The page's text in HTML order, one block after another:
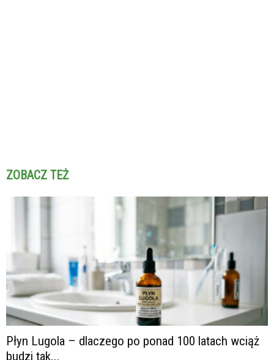
ZOBACZ TEŻ
Płyn Lugola – dlaczego po ponad 100 latach wciąż
budzi tak...